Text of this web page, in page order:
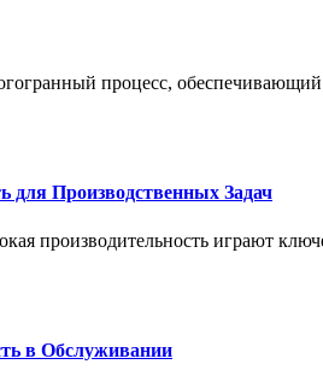
процесс, обеспечивающий
для Производственных Задач
производительность играют
в Обслуживании